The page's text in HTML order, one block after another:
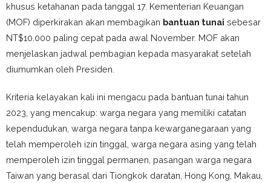
khusus ketahanan pada tanggal 17. Kementerian Keuangan
(MOF) diperkirakan akan membagikan bantuan tunai sebesar
NT$10.000 paling cepat pada awal November. MOF akan
menjelaskan jadwal pembagian kepada masyarakat setelah
diumumkan oleh Presiden.
Kriteria kelayakan kali ini mengacu pada bantuan tunai tahun
2023, yang mencakup: warga negara yang memiliki catatan
kependudukan, warga negara tanpa kewarganegaraan yang
telah memperoleh izin tinggal, warga negara asing yang telah
memperoleh izin tinggal permanen, pasangan warga negara
Taiwan yang berasal dari Tiongkok daratan, Hong Kong, Makau,